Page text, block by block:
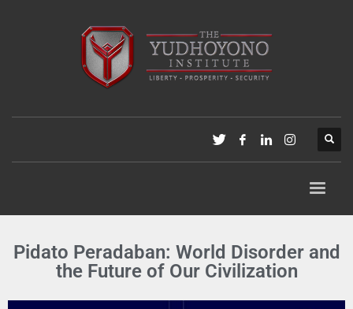
Pidato Peradaban: World Disorder and
the Future of Our Civilization